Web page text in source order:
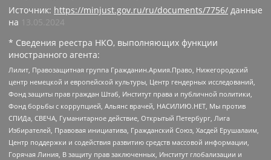
Источник: https://minjust.gov.ru/ru/documents/7756/ данные
на
13.05.2024
* Сведения реестра НКО, выполняющих функции
иностранного агента:
Лилит, Правозащитная группа Гражданин.Армия.Право, Нижегородский
центр немецкой и европейской культуры, Центр гендерных исследований,
Фонд защиты прав граждан Штаб, Институт права и публичной политики,
Фонд борьбы с коррупцией, Альянс врачей, НАСИЛИЮ.НЕТ, Мы против
СПИДа, СВЕЧА, Гуманитарное действие, Открытый Петербург, Лига
Избирателей, Правовая инициатива, Гражданский Союз, Хасдей Ерушалаим,
Центр поддержки и содействия развитию средств массовой информации,
Горячая Линия, В защиту прав заключенных, Институт глобализации и